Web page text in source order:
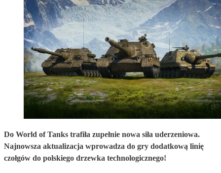
Do World of Tanks trafiła zupełnie nowa siła uderzeniowa.
Najnowsza aktualizacja wprowadza do gry dodatkową linię
czołgów do polskiego drzewka technologicznego!